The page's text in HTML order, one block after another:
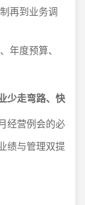
再到业务调
年度预算、
少走弯路、快
经营例会的必
绩与管理双提